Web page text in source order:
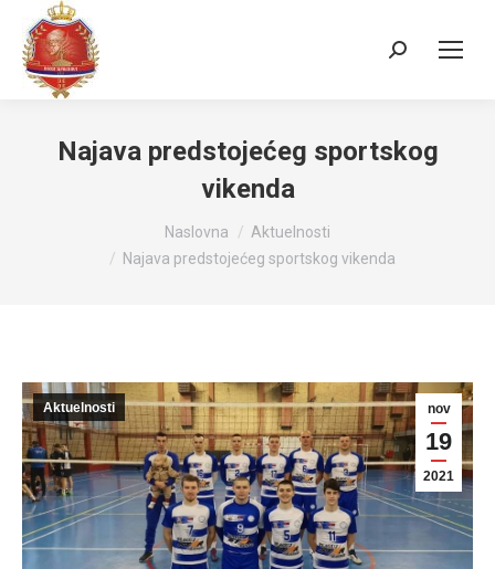
Search:
Najava predstojećeg sportskog
vikenda
Naslovna
Aktuelnosti
Najava predstojećeg sportskog vikenda
nov
19
2021
Aktuelnosti